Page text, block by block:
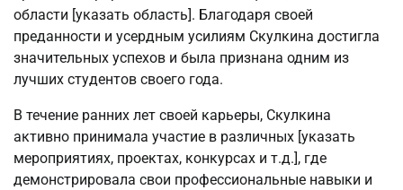
области [указать область]. Благодаря своей
преданности и усердным усилиям Скулкина достигла
значительных успехов и была признана одним из
лучших студентов своего года.
В течение ранних лет своей карьеры, Скулкина
активно принимала участие в различных [указать
мероприятиях, проектах, конкурсах и т.д.], где
демонстрировала свои профессиональные навыки и